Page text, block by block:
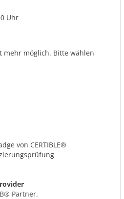
Uhr
mehr möglich. Bitte wählen
von CERTIBLE®
Partner.